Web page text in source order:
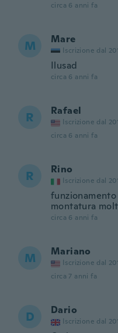
circa 6 anni fa
M Mare
Iscrizione dal
Ilusad
circa 6 anni fa
R Rafael
Iscrizione dal
circa 6 anni fa
R Rino
Iscrizione dal
montatura
circa 6 anni fa
M Mariano
Iscrizione dal
circa 7 anni fa
D Dario
Iscrizione dal